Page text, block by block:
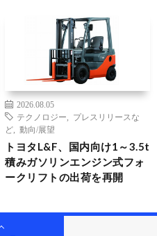
2026.08.05
テクノロジー
プレスリリースな
ど
動向/展望
トヨタL&F、国内向け1～3.5t
積みガソリンエンジン式フォ
ークリフトの出荷を再開